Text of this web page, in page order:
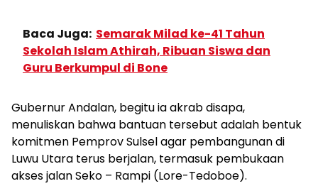
Baca Juga: Semarak Milad ke-41 Tahun
Sekolah Islam Athirah, Ribuan Siswa dan
Guru Berkumpul di Bone
Gubernur Andalan, begitu ia akrab disapa,
menuliskan bahwa bantuan tersebut adalah bentuk
komitmen Pemprov Sulsel agar pembangunan di
Luwu Utara terus berjalan, termasuk pembukaan
akses jalan Seko – Rampi (Lore-Tedoboe).